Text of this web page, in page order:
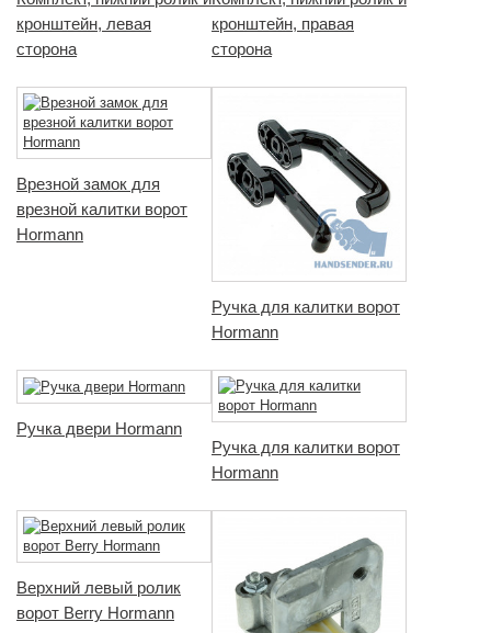
кронштейн, левая
сторона
кронштейн, правая
сторона
Врезной замок для
врезной калитки ворот
Hormann
Ручка для калитки ворот
Hormann
Ручка двери Hormann
Ручка для калитки ворот
Hormann
Верхний левый ролик
ворот Berry Hormann